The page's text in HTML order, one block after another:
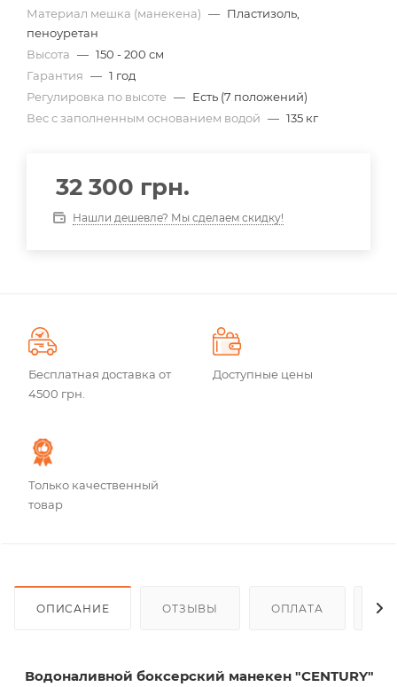
Материал мешка (манекена) — Пластизоль,
пеноуретан
Высота — 150 - 200 см
Гарантия — 1 год
Регулировка по высоте — Есть (7 положений)
Вес с заполненным основанием водой — 135 кг
32 300 грн.
Нашли дешевле? Мы сделаем скидку!
Бесплатная доставка от
4500 грн.
Доступные цены
Только качественный
товар
ОПИСАНИЕ ОТЗЫВЫ ОПЛАТА
Водоналивной боксерский манекен "CENTURY"